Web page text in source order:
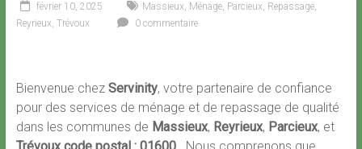
février 10, 2025 Massieux, Ménage, Parcieux, Repassage,
Reyrieux, Trévoux 0 commentaire
Bienvenue chez Servinity, votre partenaire de confiance
pour des services de ménage et de repassage de qualité
dans les communes de Massieux, Reyrieux, Parcieux, et